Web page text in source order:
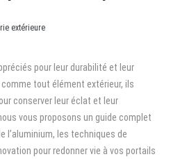
extérieure
pour leur durabilité et leur
tout élément extérieur, ils
conserver leur éclat et leur
vous proposons un guide complet
l’aluminium, les techniques de
pour redonner vie à vos portails